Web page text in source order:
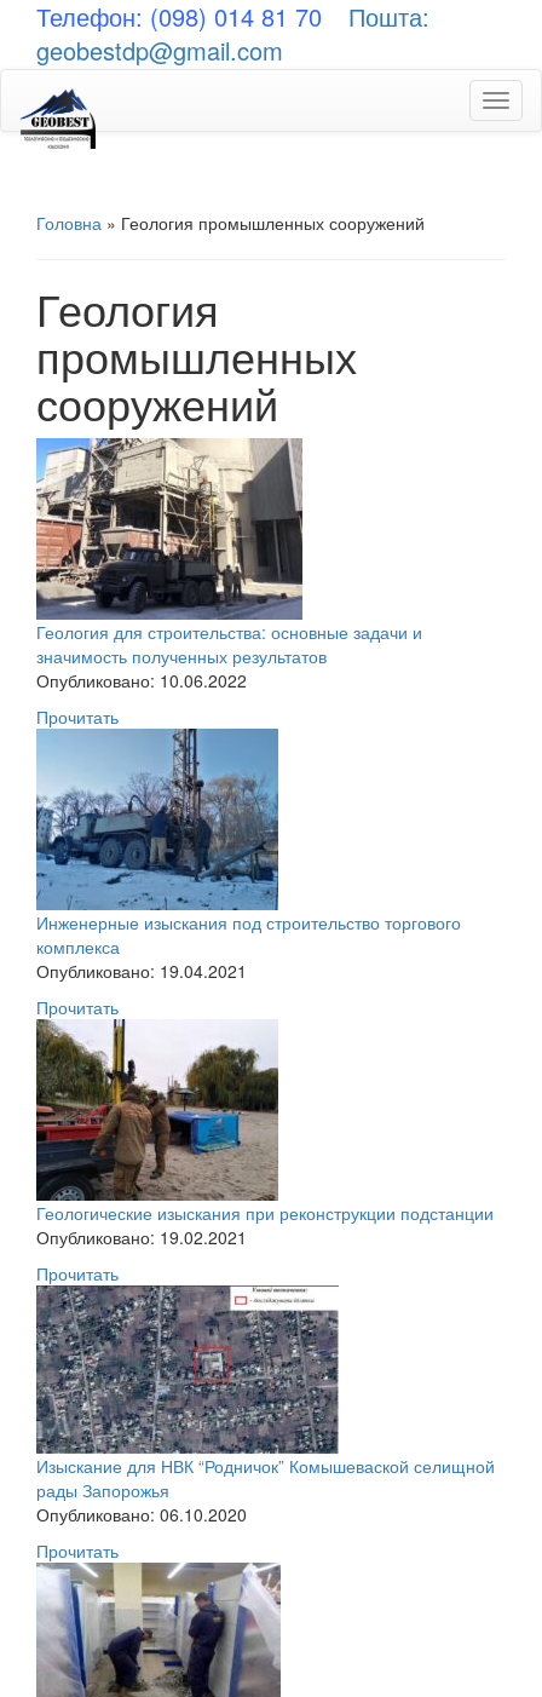
Телефон: (098) 014 81 70
Пошта:
geobestdp@gmail.com
Головна » Геология промышленных сооружений
Геология
промышленных
сооружений
Геология для строительства: основные задачи и
значимость полученных результатов
Опубликовано: 10.06.2022
Прочитать
Инженерные изыскания под строительство торгового
комплекса
Опубликовано: 19.04.2021
Прочитать
Геологические изыскания при реконструкции подстанции
Опубликовано: 19.02.2021
Прочитать
Изыскание для НВК “Родничок” Комышеваской селищной
рады Запорожья
Опубликовано: 06.10.2020
Прочитать